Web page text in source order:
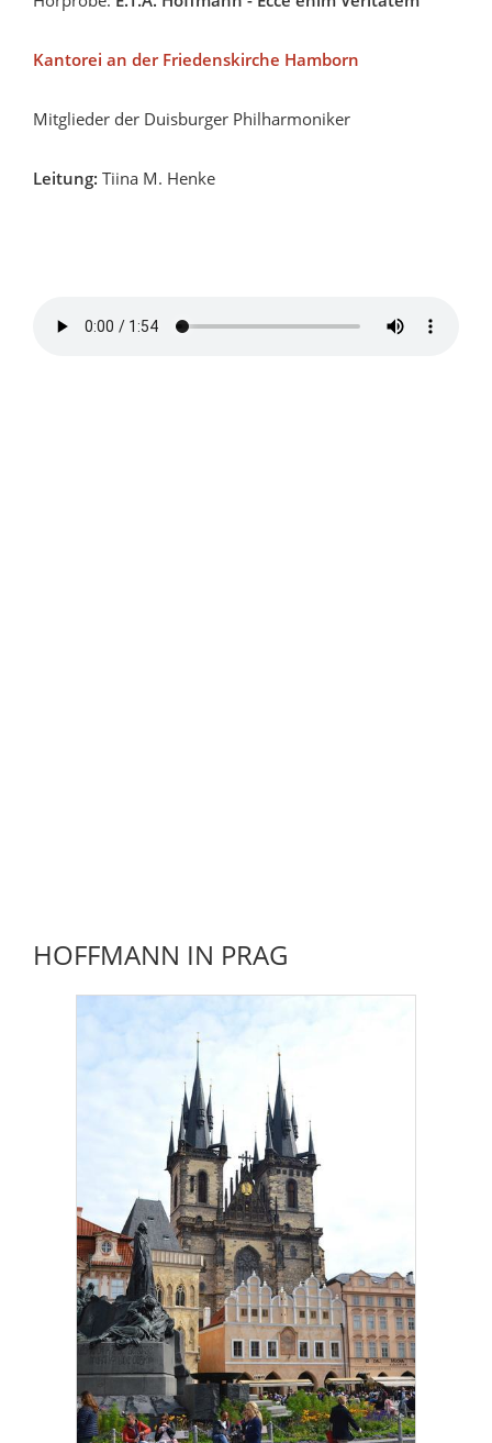
Kantorei an der Friedenskirche Hamborn
Mitglieder der Duisburger Philharmoniker
Leitung: Tiina M. Henke
HOFFMANN IN PRAG